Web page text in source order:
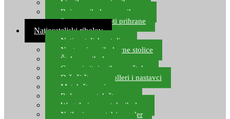
Ljepilo za crve i prihranu
Boje za ribolovnu prihranu
Provjereni recepti prihrane
Natjecateljski ribolov
Natjecateljske stolice
Nastavci za ribolovne stolice
Šteke za ribolov
Gume i sitni pribor za šteku
Držači štapova rolleri i nastavci
Match štapovi
Role za match štapove
Waggleri za match ribolov
Najloni za match/waggler